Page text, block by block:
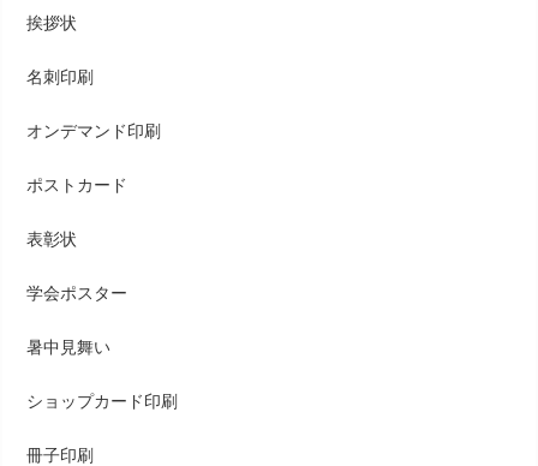
挨拶状
名刺印刷
オンデマンド印刷
ポストカード
表彰状
学会ポスター
暑中見舞い
ショップカード印刷
冊子印刷